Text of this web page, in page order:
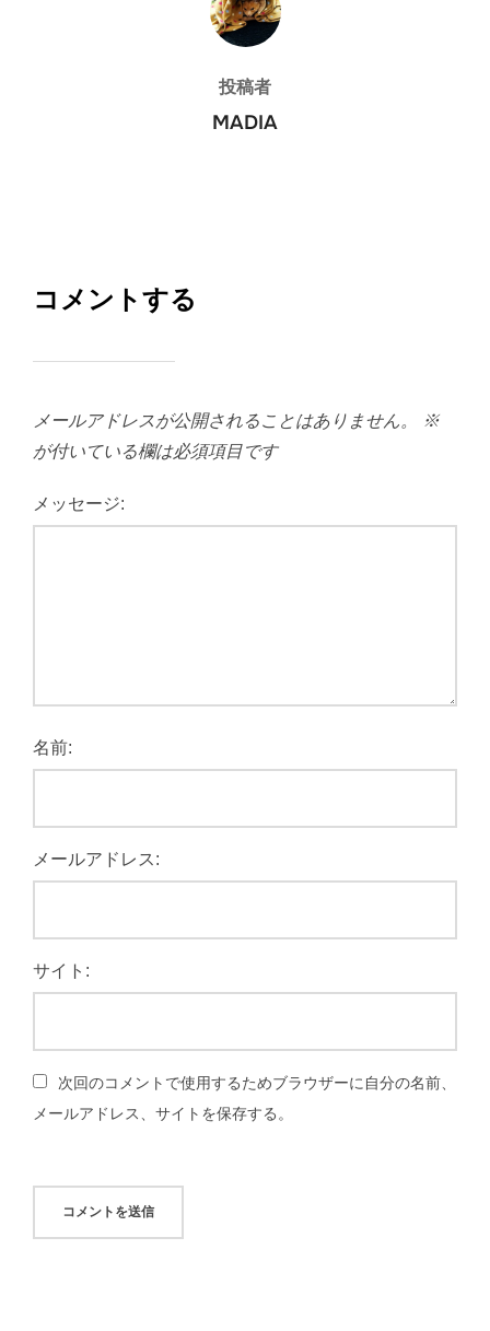
投稿者
MADIA
コメントする
メールアドレスが公開されることはありません。
※
が付いている欄は必須項目です
メッセージ:
名前:
メールアドレス:
サイト:
次回のコメントで使用するためブラウザーに自分の名前、
メールアドレス、サイトを保存する。